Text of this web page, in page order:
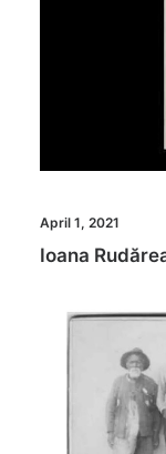
April 1, 2021
Ioana